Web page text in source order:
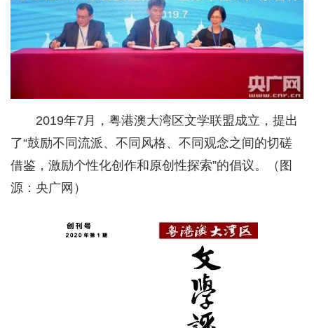
2019年7月，粤港澳大湾区文学联盟成立，提出
了“鼓励不同流派、不同风格、不同观念之间的切磋
借鉴，激励个性化创作和原创性探索”的倡议。（图
源：央广网）